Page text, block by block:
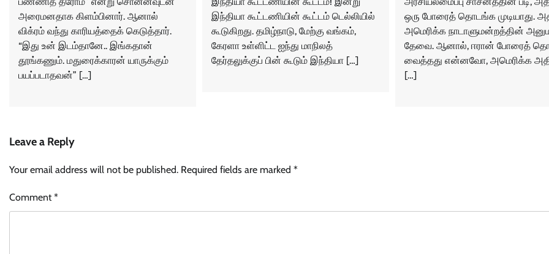
அரைமனதாக கிளம்பினார். ஆனால்
விக்ரம் வந்து காரியத்தைக் கெடுத்தார்.
“இது உன் இடம்தானே.. இங்கதான்
தூங்கணும். மதுரைக்காரன் யாருக்கும்
பயப்படாதவன்” […]
இந்தியா கூட்டணியின் கூட்டம் டெல்லியில்
கூடுகிறது. தமிழ்நாடு, மேற்கு வங்கம்,
கேரளா உள்ளிட்ட ஐந்து மாநிலத்
தேர்தலுக்குப் பின் கூடும் இந்தியா […]
ஒரு போரைத் தொடங்க முடியாது.
அமெரிக்க நாடாளுமன்றத்தின்
தேவை. ஆனால், ஈரான் போரைத்
வைத்தது என்னவோ, அமெரிக்க
[…]
Leave a Reply
Your email address will not be published. Required fields are marked *
Comment*